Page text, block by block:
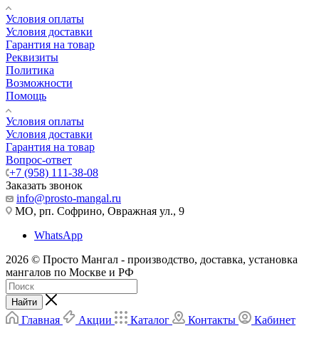
Условия оплаты
Условия доставки
Гарантия на товар
Реквизиты
Политика
Возможности
Помощь
Условия оплаты
Условия доставки
Гарантия на товар
Вопрос-ответ
+7 (958) 111-38-08
Заказать звонок
info@prosto-mangal.ru
МО, рп. Софрино, Овражная ул., 9
WhatsApp
2026 © Просто Мангал - производство, доставка, установка
мангалов по Москве и РФ
Найти
Главная Акции Каталог Контакты Кабинет